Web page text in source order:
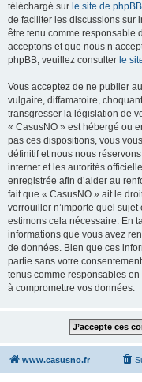
téléchargé sur le site de phpBB
de faciliter les discussions sur
être tenu comme responsable
acceptons et que nous
phpBB, veuillez consulter le
Vous acceptez de ne publier
vulgaire, diffamatoire,
transgresser la législation de
« CasusNO » est hébergé ou
pas ces dispositions, vous
définitif et nous nous
internet et les autorités
enregistrée afin d’aider au
fait que « CasusNO » ait le
verrouiller n’importe quel
estimons cela nécessaire. En
informations que vous avez
de données. Bien que ces
partie sans votre
tenus comme responsables
à compromettre vos données.
www.casusno.fr